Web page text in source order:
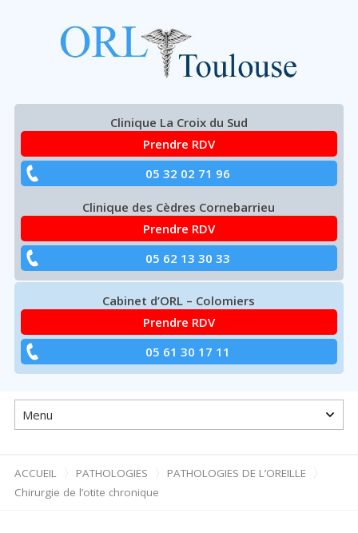
navigation
principale
Clinique La Croix du Sud
Prendre RDV
05 32 02 71 96
Clinique des Cèdres Cornebarrieu
Prendre RDV
05 62 13 30 33
Cabinet d’ORL – Colomiers
Prendre RDV
05 61 30 17 11
Passer
au
CHIRURGIE
DE
L’OTITE
CHRONIQUE
ACCUEIL PATHOLOGIES
PATHOLOGIES DE L’OREILLE
Chirurgie de l’otite chronique